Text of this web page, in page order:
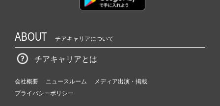
ABOUT チアキャリアについて
チアキャリアとは
会社概要 ニュースルーム
メディア出演・掲載
プライバシーポリシー